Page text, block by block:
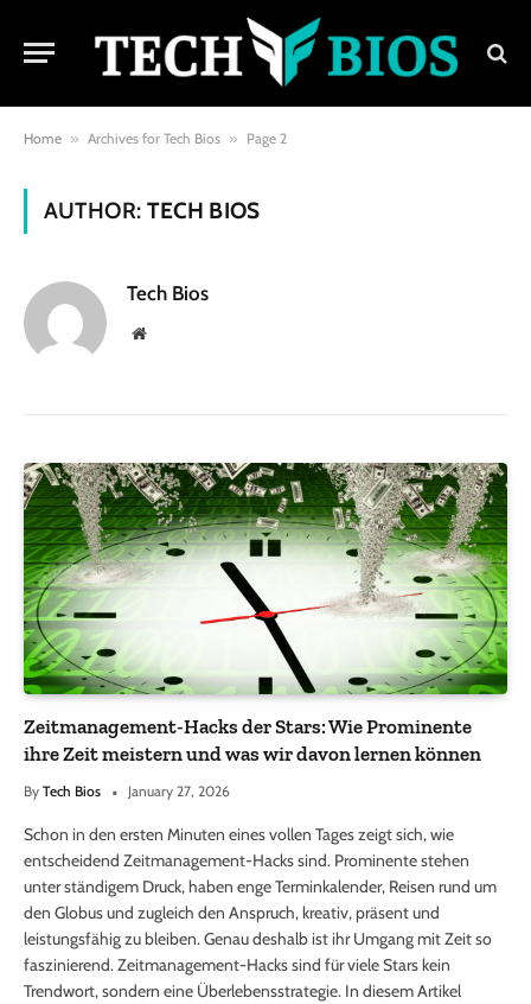
Home » Archives for Tech Bios » Page 2
AUTHOR: TECH BIOS
Tech Bios
Website
Zeitmanagement-Hacks der Stars: Wie Prominente
ihre Zeit meistern und was wir davon lernen können
By Tech Bios January 27, 2026
Schon in den ersten Minuten eines vollen Tages zeigt sich, wie
entscheidend Zeitmanagement-Hacks sind. Prominente stehen
unter ständigem Druck, haben enge Terminkalender, Reisen rund um
den Globus und zugleich den Anspruch, kreativ, präsent und
leistungsfähig zu bleiben. Genau deshalb ist ihr Umgang mit Zeit so
faszinierend. Zeitmanagement-Hacks sind für viele Stars kein
Trendwort, sondern eine Überlebensstrategie. In diesem Artikel